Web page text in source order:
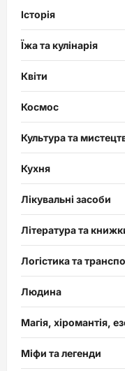
Історія
Їжа та кулінарія
Квіти
Космос
Культура та
Кухня
Лікувальні засоби
Література та
Логістика та
Людина
Магія, хіромантія,
Міфи та легенди